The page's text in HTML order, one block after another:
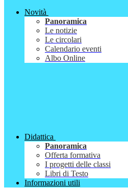
Novità
Panoramica
Le notizie
Le circolari
Calendario eventi
Albo Online
Didattica
Panoramica
Offerta formativa
I progetti delle classi
Libri di Testo
Informazioni utili